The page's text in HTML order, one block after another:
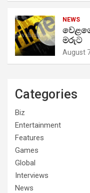
NEWS
මරුට
August
Categories
Biz
Entertainment
Features
Games
Global
Interviews
News